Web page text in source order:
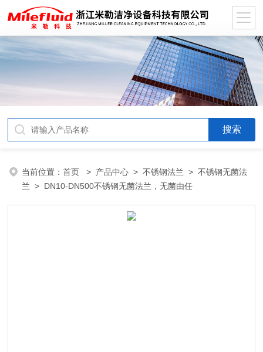
当前位置：首页 > 产品中心 >不锈钢法兰 >不锈钢无菌法
兰 > DN10-DN500不锈钢无菌法兰，无菌由任